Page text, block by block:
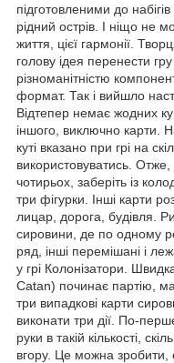
підготовленими до
рідний острів. І ніщо не
життя, цієї гармонії.
голову ідея перенести
різноманітністю
формат. Так і вийшло
Відтепер немає жодних
іншого, виключно карти.
куті вказано при грі на
використовуватись.
чотирьох, заберіть із
три фігурки. Інші карти
лицар, дорога, будівля.
сировини, де по одному
ряд, інші перемішані і
у грі Колонізатори.
Catan) починає партію,
три випадкові карти
виконати три дії. По-
руки в такій кількості,
вгору. Це можна зробити,